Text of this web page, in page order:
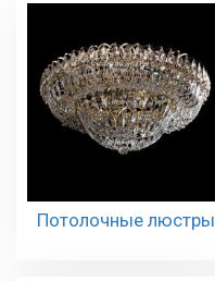
Потолочные люстры